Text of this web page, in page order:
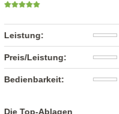
Leistung:
Preis/Leistung:
Bedienbarkeit:
Die Top-Ablagen